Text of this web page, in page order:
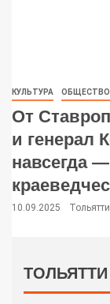
КУЛЬТУРА ОБЩЕСТВО
От
и генерал
навсегда
10.09.2025 Тольятти